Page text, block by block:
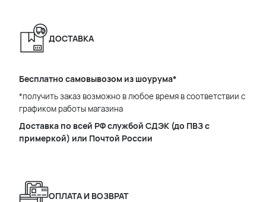
ДОСТАВКА
Бесплатно самовывозом из шоурума*
*получить заказ возможно в любое время в соответствии с
графиком работы магазина
Доставка по всей РФ службой СДЭК (до ПВЗ с
примеркой) или Почтой России
ОПЛАТА И ВОЗВРАТ